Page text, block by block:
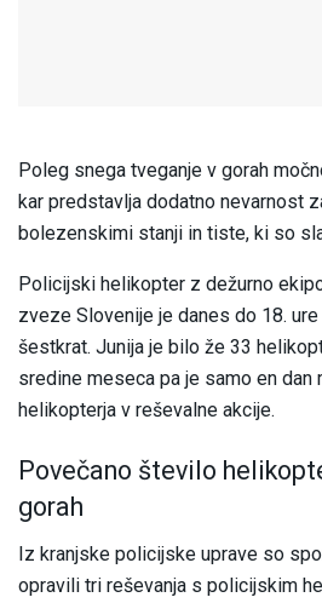
Poleg snega tveganje v gorah
kar predstavlja dodatno nevarnost
bolezenskimi stanji in tiste, ki so
Policijski helikopter z dežurno
zveze Slovenije je danes do 18.
šestkrat. Junija je bilo že 33
sredine meseca pa je samo en
helikopterja v reševalne akcije.
Povečano število
gorah
Iz kranjske policijske uprave so
opravili tri reševanja s policijskim